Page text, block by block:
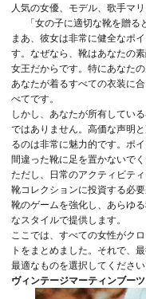
人気の女優、モデル、歌手マ
「女の子に適切な靴を贈
まあ、彼女は非常に健全なポ
す。なぜなら、靴はあなたの
女王だからです。特にあなた
あなたが着るすべての衣装に
べてです。
しかし、あなたが所有してい
ではありません。高価な声明
るのは非常に魅力的です。ポ
間違った靴に足を置かないでく
ただし、日常のアクティビテ
靴コレクションに投資する必
靴のゲームを強化し、あらゆ
なスタイルで提供します。
ここでは、すべての女性がク
トをまとめました。それで、
最適なものを選択してください
ヴィンテージマーティンブーツ